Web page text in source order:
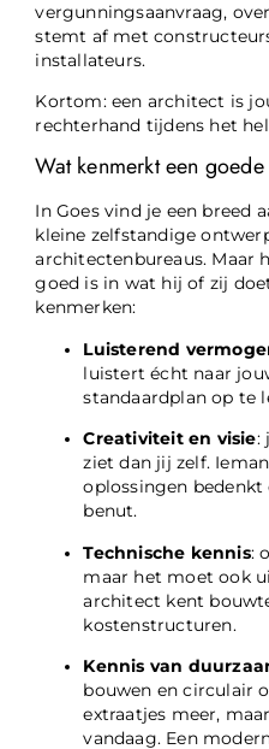
vergunningsaanvraag,
stemt af met
installateurs.
Kortom: een architect is
rechterhand tijdens het
Wat kenmerkt een
In Goes vind je een breed
kleine zelfstandige
architectenbureaus. Maar
goed is in wat hij of zij
kenmerken:
Luisterend
luistert écht naar
standaardplan op te
Creativiteit en visie:
ziet dan jij zelf.
oplossingen
benut.
Technische kennis:
maar het moet ook
architect kent
kostenstructuren.
Kennis van
bouwen en circulair
extraatjes meer,
vandaag. Een